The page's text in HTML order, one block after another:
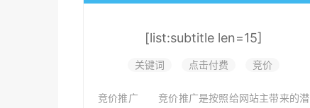
[list:subtitle len=15]
关键词 点击付费 竞价
竞价推广 竞价推广是按照给网站主带来的潜